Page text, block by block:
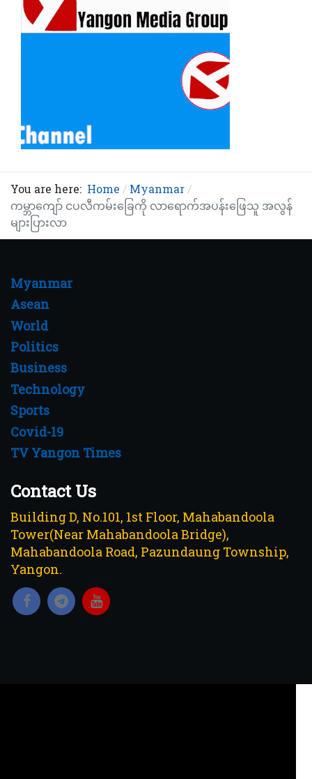
You are here: Home
Myanmar
ကမ္ဘာကျော် ငပလီကမ်းခြေကို လာရောက်အပန်းဖြေသူ အလွန်
များပြားလာ
Myanmar
Asean
World
Politics
Business
Technology
Sports
Covid-19
TV Yangon Times
Contact Us
Building D, No.101, 1st Floor, Mahabandoola
Tower(Near Mahabandoola Bridge),
Mahabandoola Road, Pazundaung Township,
Yangon.